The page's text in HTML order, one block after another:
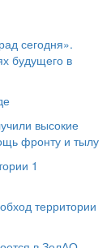
сегодня».
будущего в
высокие
фронту и тылу
1
территории